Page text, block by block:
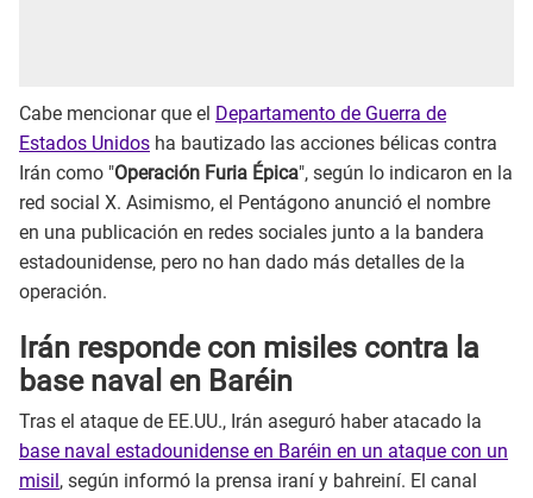
Cabe mencionar que el Departamento de Guerra de
Estados Unidos ha bautizado las acciones bélicas contra
Irán como "Operación Furia Épica", según lo indicaron en la
red social X. Asimismo, el Pentágono anunció el nombre
en una publicación en redes sociales junto a la bandera
estadounidense, pero no han dado más detalles de la
operación.
Irán responde con misiles contra la
base naval en Baréin
Tras el ataque de EE.UU., Irán aseguró haber atacado la
base naval estadounidense en Baréin en un ataque con un
misil , según informó la prensa iraní y bahreiní. El canal